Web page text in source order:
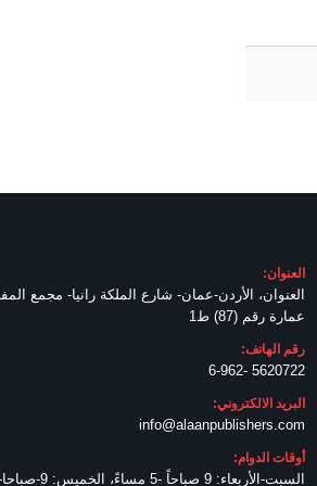
العنوان:
العنوان، الأردن-عمان- شارع الملكة رانيا- مجمع
عمارة رقم (87) ط1
رقم الهاتف:
5620722 -6-962
البريد الالكتروني:
info@alaanpublishers.com
أوقات الدوام:
السبت-الأربعاء: 9 صباحاً -5 مساءً، الخميس: 9-صباحا-3 مساء.